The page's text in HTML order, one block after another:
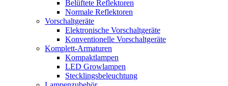
Belüftete Reflektoren
Normale Reflektoren
Vorschaltgeräte
Elektronische Vorschaltgeräte
Konventionelle Vorschaltgeräte
Komplett-Armaturen
Kompaktlampen
LED Growlampen
Stecklingsbeleuchtung